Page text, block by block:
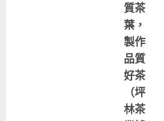
質茶
葉，
製作
品質
好茶
（坪
林茶